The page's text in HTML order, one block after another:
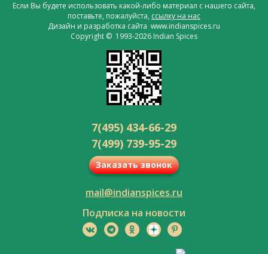
Если Вы будете использовать какой-либо материал с нашего сайта,
поставьте, пожалуйста, ссылку на нас
Дизайн и разработка сайта www.indianspices.ru
Copyright © 1993-2026 Indian Spices
7(495) 434-66-29
7(499) 739-95-29
Заказать звонок
mail@indianspices.ru
Подписка на новости